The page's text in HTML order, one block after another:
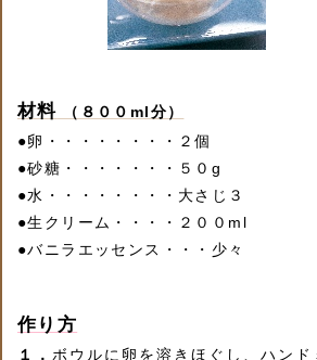
材料 （８００ml分）
●卵・・・・・・・・２個
●砂糖・・・・・・・５０g
●水・・・・・・・・大さじ３
●生クリーム・・・・２００ml
●バニラエッセンス・・・少々
作り方
１． ボウルに卵を溶きほぐし、ハンド